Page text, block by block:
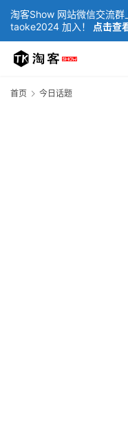
淘客Show 网站微信交流群
taoke2024 加入！
点击查
首页 今日话题